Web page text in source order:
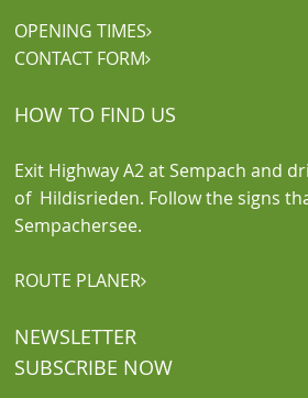
OPENING TIMES
CONTACT FORM
HOW TO FIND US
Exit Highway A2 at Sempach and
of Hildisrieden. Follow the signs
Sempachersee.
ROUTE PLANER
NEWSLETTER
SUBSCRIBE NOW